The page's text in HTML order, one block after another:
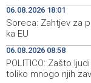
11:44
Prometna
– Neum potpuno
11:27
'ELVIS, moj
City film festu u
06.08.2026 18:01
Soreca: Zahtjev za
ka EU
06.08.2026 08:58
POLITICO: Zašto
toliko mnogo njih